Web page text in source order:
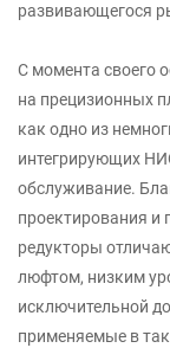
развивающегося
С момента своего
на прецизионных
как одно из
интегрирующих
обслуживание.
проектирования и
редукторы
люфтом, низким
исключительной
применяемые в